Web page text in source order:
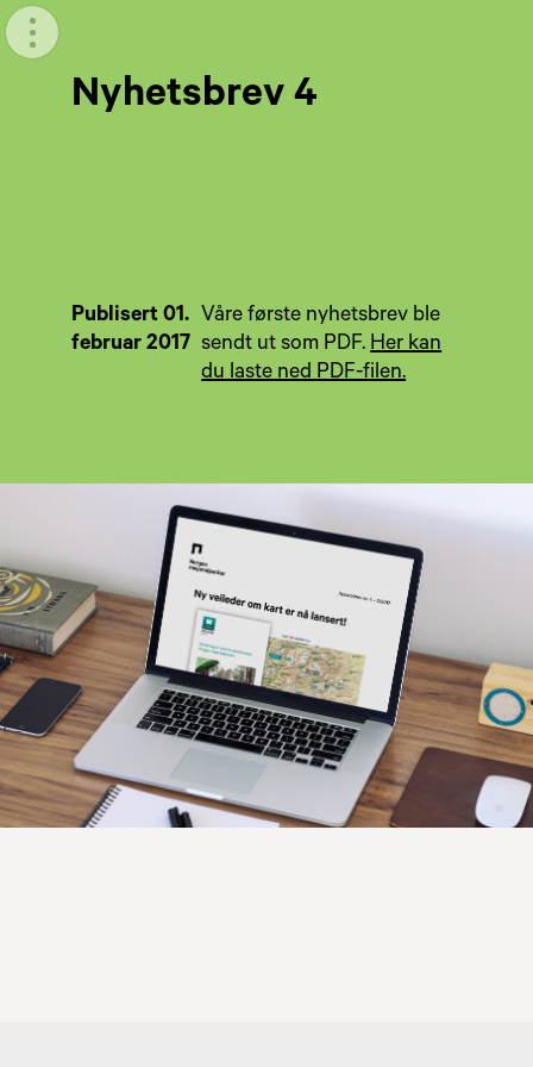
Meny
Nyhetsbrev 4
Publisert 01.
februar 2017
Våre første nyhetsbrev ble
sendt ut som PDF.Her kan
du laste ned PDF-filen.